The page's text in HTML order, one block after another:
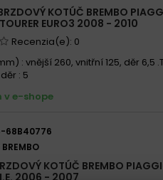
KOTÚČ BREMBO
TOURER EURO3 2008 - 2010
Recenzia(e): 0
: vnější 260, vnitřní 125, děr 6,5
: 5
v e-shope
68B40776
BREMBO
KOTÚČ BREMBO
I.E. 2006 - 2007